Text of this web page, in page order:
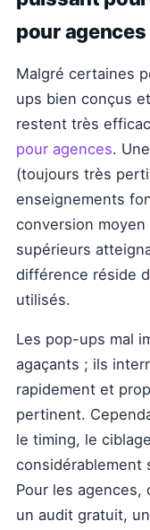
pour agences
Malgré certaines
ups bien conçus
restent très
pour agences.
(toujours très
enseignements
conversion
supérieurs
différence réside
utilisés.
Les pop-ups mal
agaçants ; ils
rapidement et
pertinent.
le timing, le
considérablement
Pour les agences,
un audit gratuit,